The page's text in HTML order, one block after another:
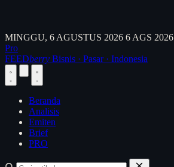
MINGGU, 6 AGUSTUS 2026 6 AGS 2026
Pro
FEEDberry Bisnis · Pasar · Indonesia
Beranda
Analisis
Emiten
Brief
PRO